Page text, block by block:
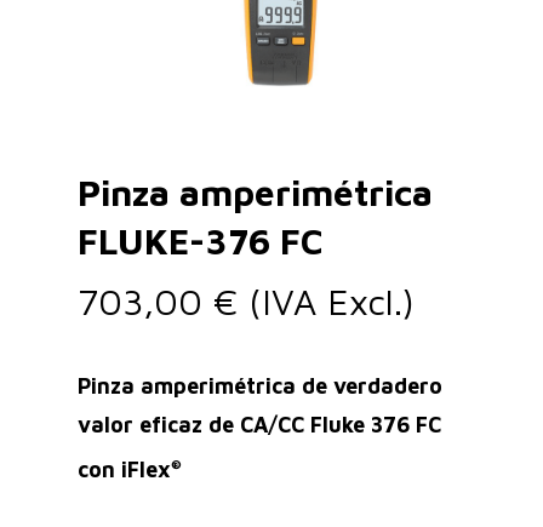
Pinza amperimétrica
FLUKE-376 FC
703,00 € (IVA Excl.)
Pinza amperimétrica de verdadero
valor eficaz de CA/CC Fluke 376 FC
con iFlex®